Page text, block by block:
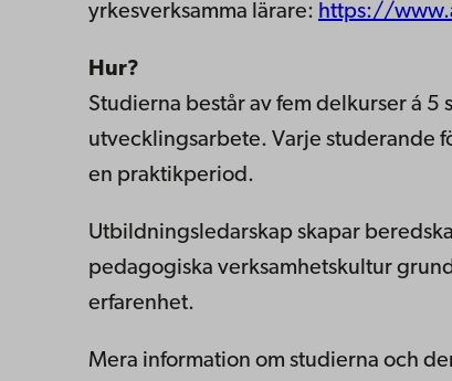
yrkesverksamma lärare: https://
Hur?
Studierna består av fem delkurser á
utvecklingsarbete. Varje studerande
en praktikperiod.
Utbildningsledarskap skapar
pedagogiska verksamhetskultur
erfarenhet.
Mera information om studierna och